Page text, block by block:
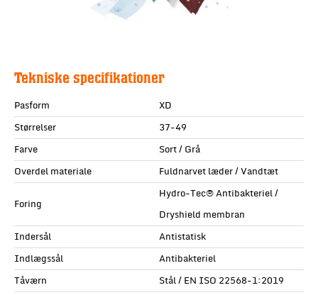
Tekniske specifikationer
Pasform
XD
Størrelser
37-49
Farve
Sort / Grå
Overdel materiale
Fuldnarvet læder / Vandtæt
Foring
Hydro-Tec® Antibakteriel /
Dryshield membran
Indersål
Antistatisk
Indlægssål
Antibakteriel
Tåværn
Stål / EN ISO 22568-1:2019